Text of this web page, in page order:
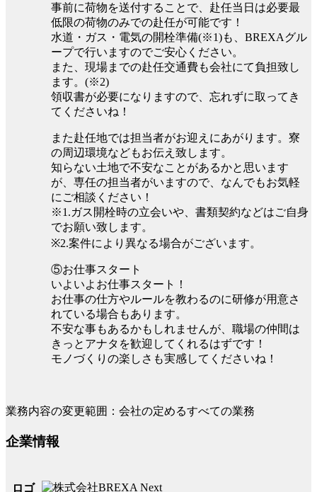
事前に荷物を送付することで、赴任当日は必要最
低限の荷物のみでの赴任が可能です！
水道・ガス・電気の開栓準備(※1)も、BREXAグル
ープで行いますのでご安心ください。
また、現場までの赴任交通費も会社にて負担致し
ます。(※2)
領収書が必要になりますので、忘れずに取ってき
てくださいね！
また赴任地では担当者がお迎えにあがります。寮
の周辺環境などもお伝え致します。
知らない土地で不安なことがあるかと思います
が、専任の担当者がいますので、なんでもお気軽
にご相談ください！
※1.ガス開栓時の立会いや、書類契約などはご自身
でお願い致します。
※2.案件により異なる場合がございます。
⑤お仕事スタート
いよいよお仕事スタート！
お仕事の仕方やルールを教わるのに研修が用意さ
れている場合もあります。
不安な事もあるかもしれませんが、職場の仲間は
きっとアナタを歓迎してくれるはずです！
モノづくりの楽しさも実感してくださいね！
業務内容の変更範囲：会社の定めるすべての業務
企業情報
ロゴ